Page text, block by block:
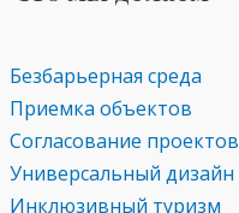
Безбарьерная среда
Приемка объектов
Согласование проектов
Универсальный дизайн
Инклюзивный туризм